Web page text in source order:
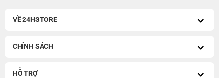
VỀ 24HSTORE
CHÍNH SÁCH
HỖ TRỢ